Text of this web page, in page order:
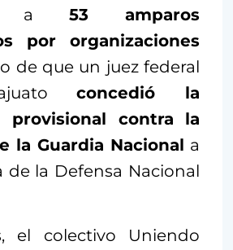
a 53 amparos
por organizaciones
de que un juez federal
concedió la
provisional contra la
la Guardia Nacional a
de la Defensa Nacional
el colectivo Uniendo